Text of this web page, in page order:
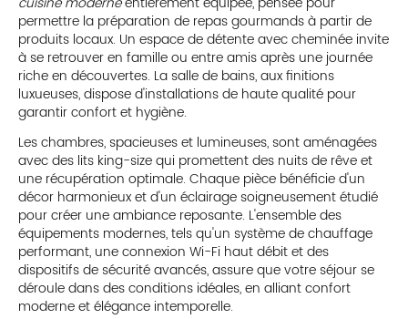
permettre la préparation de repas gourmands à partir de
produits locaux. Un espace de détente avec cheminée invite
à se retrouver en famille ou entre amis après une journée
riche en découvertes. La salle de bains, aux finitions
luxueuses, dispose d'installations de haute qualité pour
garantir confort et hygiène.
Les chambres, spacieuses et lumineuses, sont aménagées
avec des lits king-size qui promettent des nuits de rêve et
une récupération optimale. Chaque pièce bénéficie d'un
décor harmonieux et d'un éclairage soigneusement étudié
pour créer une ambiance reposante. L'ensemble des
équipements modernes, tels qu'un système de chauffage
performant, une connexion Wi-Fi haut débit et des
dispositifs de sécurité avancés, assure que votre séjour se
déroule dans des conditions idéales, en alliant confort
moderne et élégance intemporelle.